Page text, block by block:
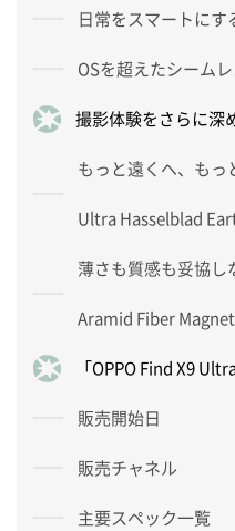
日常をスマートにす
OSを超えたシーム
撮影体験をさらに深
もっと遠くへ、もっ
Ultra Hasselblad
薄さも質感も妥協し
Aramid Fiber
「OPPO Find X9
販売開始日
販売チャネル
主要スペック一覧